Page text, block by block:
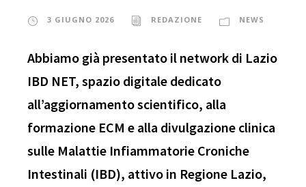
3 GIUGNO 2026 REDAZIONE NEWS
Abbiamo già presentato il network di Lazio
IBD NET, spazio digitale dedicato
all’aggiornamento scientifico, alla
formazione ECM e alla divulgazione clinica
sulle Malattie Infiammatorie Croniche
Intestinali (IBD), attivo in Regione Lazio,